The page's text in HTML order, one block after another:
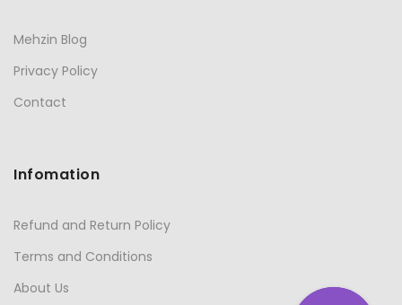
Mehzin Blog
Privacy Policy
Contact
Infomation
Refund and Return Policy
Terms and Conditions
About Us